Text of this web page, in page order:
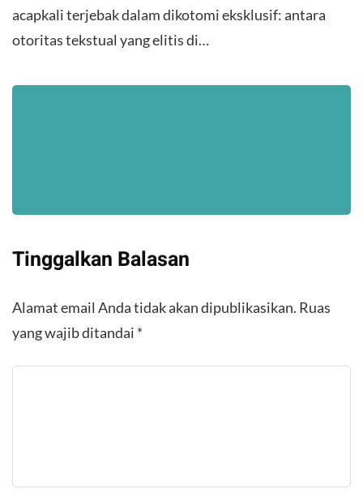
acapkali terjebak dalam dikotomi eksklusif: antara
otoritas tekstual yang elitis di…
Tinggalkan Balasan
Alamat email Anda tidak akan dipublikasikan. Ruas
yang wajib ditandai *